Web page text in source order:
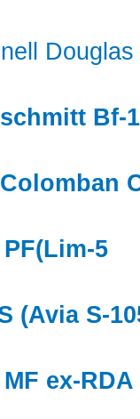
Bf-
5
(Avia S-
MF ex-